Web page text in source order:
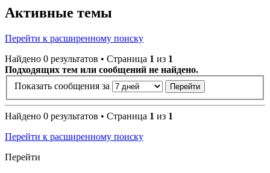
Активные темы
Перейти к расширенному поиску
Найдено 0 результатов • Страница 1 из 1
Подходящих тем или сообщений не найдено.
Показать сообщения за
Найдено 0 результатов • Страница 1 из 1
Перейти к расширенному поиску
Перейти